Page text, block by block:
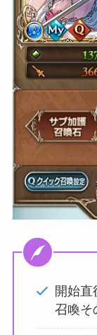
開始直
召喚そ